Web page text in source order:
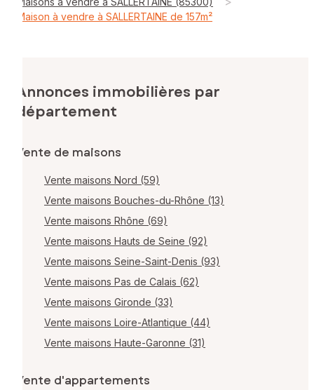
Maison à vendre à SALLERTAINE de 157m²
Annonces immobilières par
département
Vente de maisons
Vente maisons Nord (59)
Vente maisons Bouches-du-Rhône (13)
Vente maisons Rhône (69)
Vente maisons Hauts de Seine (92)
Vente maisons Seine-Saint-Denis (93)
Vente maisons Pas de Calais (62)
Vente maisons Gironde (33)
Vente maisons Loire-Atlantique (44)
Vente maisons Haute-Garonne (31)
Vente d'appartements